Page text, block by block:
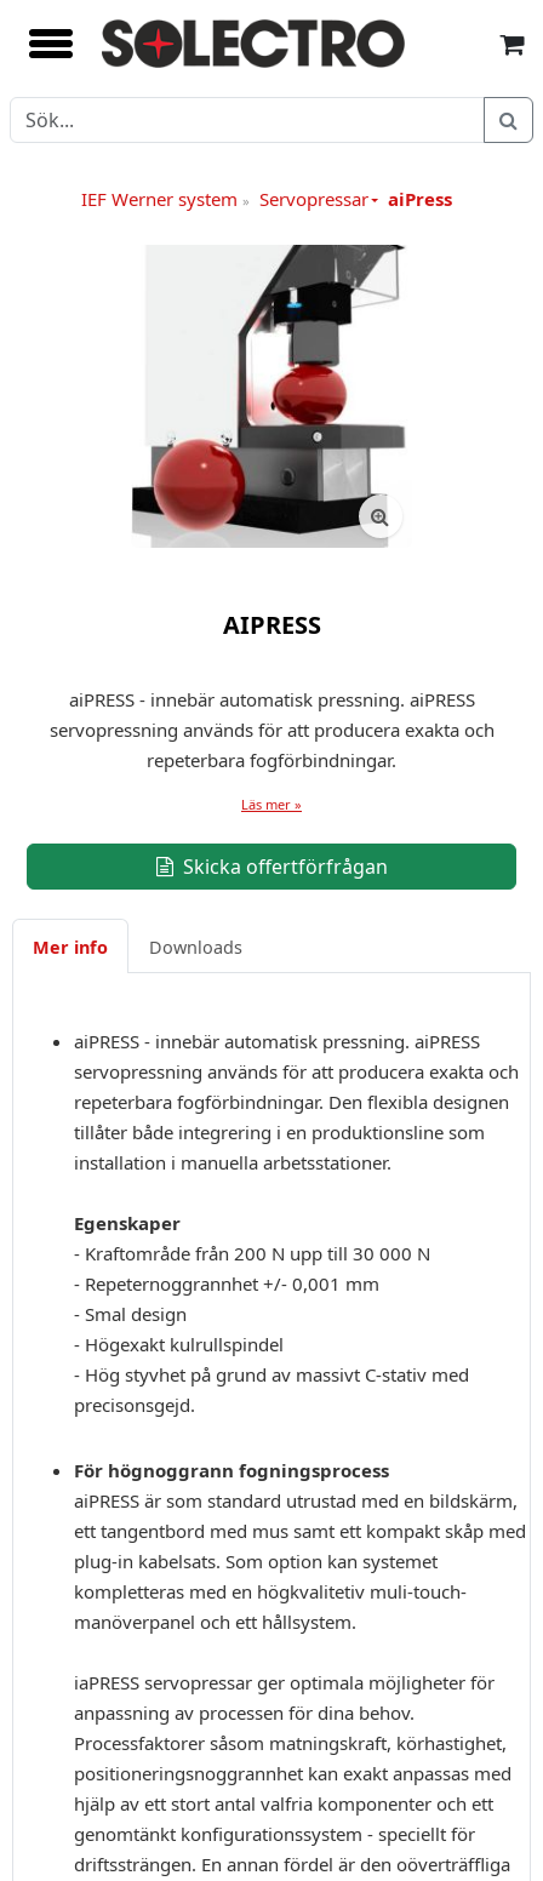
IEF Werner system » Servopressar aiPress
AIPRESS
aiPRESS - innebär automatisk pressning. aiPRESS
servopressning används för att producera exakta och
repeterbara fogförbindningar.
Läs mer »
Skicka offertförfrågan
Mer info Downloads
aiPRESS - innebär automatisk pressning. aiPRESS
servopressning används för att producera exakta och
repeterbara fogförbindningar. Den flexibla designen
tillåter både integrering i en produktionsline som
installation i manuella arbetsstationer.
Egenskaper
- Kraftområde från 200 N upp till 30 000 N
- Repeternoggrannhet +/- 0,001 mm
- Smal design
- Högexakt kulrullspindel
- Hög styvhet på grund av massivt C-stativ med
precisonsgejd.
För högnoggrann fogningsprocess
aiPRESS är som standard utrustad med en bildskärm,
ett tangentbord med mus samt ett kompakt skåp med
plug-in kabelsats. Som option kan systemet
kompletteras med en högkvalitetiv muli-touch-
manöverpanel och ett hållsystem.
iaPRESS servopressar ger optimala möjligheter för
anpassning av processen för dina behov.
Processfaktorer såsom matningskraft, körhastighet,
positioneringsnoggrannhet kan exakt anpassas med
hjälp av ett stort antal valfria komponenter och ett
genomtänkt konfigurationssystem - speciellt för
driftssträngen. En annan fördel är den oöverträffliga